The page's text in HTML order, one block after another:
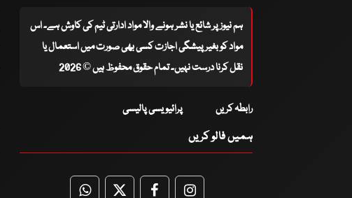
ہم نیوز پر شائع یا نشر ہونے والا مواد ادارتی ٹیم کی کاوش ہے۔ اس
مواد کو بغیر پیشگی اجازت کسی بھی صورت میں استعمال یا
نقل کرنا درست نہیں۔ تمام حقوق محفوظ ہیں © 2026
رابطہ کریں پرائیویسی پالیسی
ہمیں فالو کریں